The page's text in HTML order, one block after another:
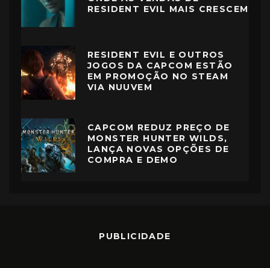
RESIDENT EVIL MAIS CRESCEM
RESIDENT EVIL E OUTROS
JOGOS DA CAPCOM ESTÃO
EM PROMOÇÃO NO STEAM
VIA NUUVEM
CAPCOM REDUZ PREÇO DE
MONSTER HUNTER WILDS,
LANÇA NOVAS OPÇÕES DE
COMPRA E DEMO
PUBLICIDADE